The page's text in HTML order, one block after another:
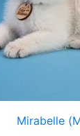
Mirabelle